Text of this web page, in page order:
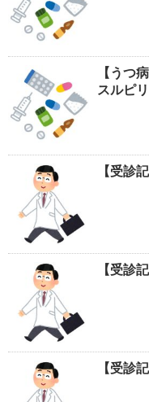
【うつ
スルピ
【受診
【受診
【受診